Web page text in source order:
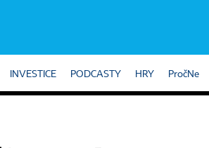
INVESTICE PODCASTY HRY PročNe